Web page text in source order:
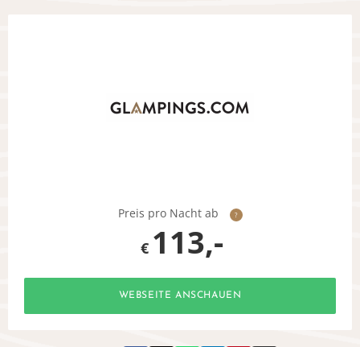
Preis pro Nacht ab ?
€ 113,-
WEBSEITE ANSCHAUEN